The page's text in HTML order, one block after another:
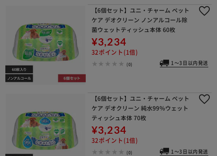
【6個セット】ユニ・チャーム ペット
ケア デオクリーン ノンアルコール除
菌ウェットティッシュ本体 60枚
¥3,234
32ポイント(1倍)
(0) 1～3日以内発送
【6個セット】ユニ・チャーム ペット
ケア デオクリーン 純水99％ウェット
ティッシュ本体 70枚
¥3,234
32ポイント(1倍)
(0) 1～3日以内発送